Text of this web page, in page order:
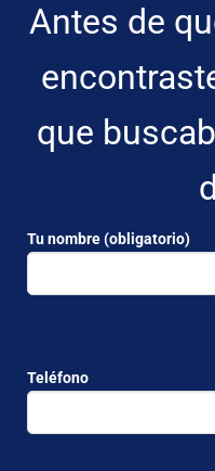
Antes de
que
Tu nombre (obligatorio)
Teléfono